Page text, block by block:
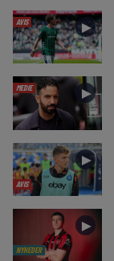
AVIS ►
MEDIE ►
AVIS
►
NYHEDER
►